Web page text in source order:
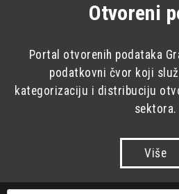
Otvoreni
Portal otvorenih podataka
podatkovni čvor koji
kategorizaciju i distribuciju
sektora.
Više